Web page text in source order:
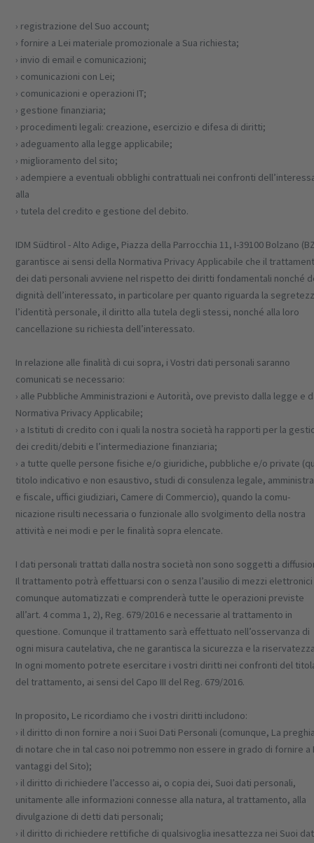
› registrazione del Suo account;
› fornire a Lei materiale promozionale a Sua richiesta;
› invio di email e comunicazioni;
› comunicazioni con Lei;
› comunicazioni e operazioni IT;
› gestione finanziaria;
› procedimenti legali: creazione, esercizio e difesa di diritti;
› adeguamento alla legge applicabile;
› miglioramento del sito;
› adempiere a eventuali obblighi contrattuali nei confronti
alla
› tutela del credito e gestione del debito.
IDM Südtirol - Alto Adige, Piazza della Parrocchia 11, I-39100 Bolzano
garantisce ai sensi della Normativa Privacy Applicabile che il
dei dati personali avviene nel rispetto dei diritti fondamentali nonché
dignità dell’interessato, in particolare per quanto riguarda la
l’identità personale, il diritto alla tutela degli stessi, nonché alla loro
cancellazione su richiesta dell’interessato.
In relazione alle finalità di cui sopra, i Vostri dati personali saranno
comunicati se necessario:
› alle Pubbliche Amministrazioni e Autorità, ove previsto dalla legge e
Normativa Privacy Applicabile;
› a Istituti di credito con i quali la nostra società ha rapporti per la
dei crediti/debiti e l’intermediazione finanziaria;
› a tutte quelle persone fisiche e/o giuridiche, pubbliche e/o private
titolo indicativo e non esaustivo, studi di consulenza legale,
e fiscale, uffici giudiziari, Camere di Commercio), quando la comu-
nicazione risulti necessaria o funzionale allo svolgimento della nostra
attività e nei modi e per le finalità sopra elencate.
I dati personali trattati dalla nostra società non sono soggetti a
Il trattamento potrà effettuarsi con o senza l’ausilio di mezzi
comunque automatizzati e comprenderà tutte le operazioni previste
all’art. 4 comma 1, 2), Reg. 679/2016 e necessarie al trattamento in
questione. Comunque il trattamento sarà effettuato nell’osservanza di
ogni misura cautelativa, che ne garantisca la sicurezza e la
In ogni momento potrete esercitare i vostri diritti nei confronti del
del trattamento, ai sensi del Capo III del Reg. 679/2016.
In proposito, Le ricordiamo che i vostri diritti includono:
› il diritto di non fornire a noi i Suoi Dati Personali (comunque, La
di notare che in tal caso noi potremmo non essere in grado di fornire a
vantaggi del Sito);
› il diritto di richiedere l’accesso ai, o copia dei, Suoi dati personali,
unitamente alle informazioni connesse alla natura, al trattamento, alla
divulgazione di detti dati personali;
› il diritto di richiedere rettifiche di qualsivoglia inesattezza nei Suoi